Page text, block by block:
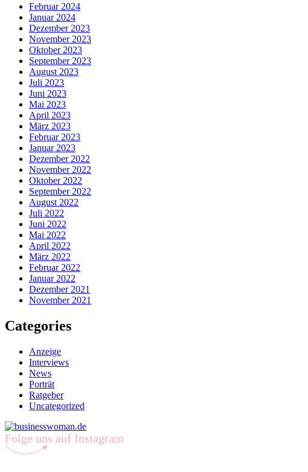
Februar 2024
Januar 2024
Dezember 2023
November 2023
Oktober 2023
September 2023
August 2023
Juli 2023
Juni 2023
Mai 2023
April 2023
März 2023
Februar 2023
Januar 2023
Dezember 2022
November 2022
Oktober 2022
September 2022
August 2022
Juli 2022
Juni 2022
Mai 2022
April 2022
März 2022
Februar 2022
Januar 2022
Dezember 2021
November 2021
Categories
Anzeige
Interviews
News
Porträt
Ratgeber
Uncategorized
Folge uns auf Instagram